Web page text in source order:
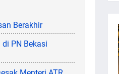
Berakhir
PN Bekasi